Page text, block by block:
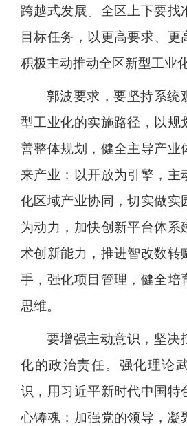
跨越式发展。全区上下要找
目标任务，以更高要求、更
积极主动推动全区新型工业
郭波要求，要坚持系统
型工业化的实施路径，以规
善整体规划，健全主导产业
来产业；以开放为引擎，主
化区域产业协同，切实做实
为动力，加快创新平台体系
术创新能力，推进智改数转
手，强化项目管理，健全培
思维。
要增强主动意识，坚决
化的政治责任。强化理论
识，用习近平新时代中国特
心铸魂；加强党的领导，凝